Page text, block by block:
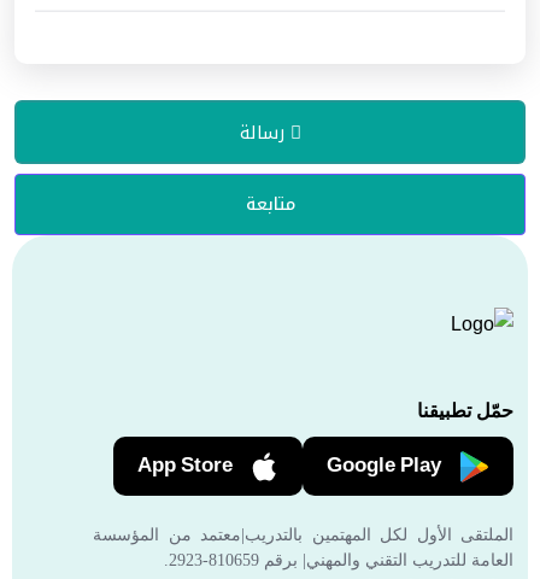
رسالة
متابعة
حمّل تطبيقنا
Google Play
App Store
الملتقى الأول لكل المهتمين بالتدريب|معتمد من المؤسسة
العامة للتدريب التقني والمهني| برقم 810659-2923.